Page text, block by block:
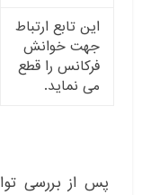
این تابع ارتباط
جهت خوانش
فرکانس را قطع
می نماید.
پس از بررسی